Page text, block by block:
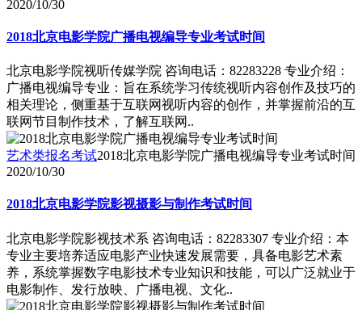
2020/10/30
2018北京电影学院广播电视编导专业考试时间
北京电影学院视听传媒学院 咨询电话：82283228 专业介绍：
广播电视编导专业：旨在系统学习传统视听内容创作及技巧的
相关理论，侧重基于互联网视听内容的创作，并掌握前沿的互
联网节目制作技术，了解互联网..
艺术类报名考试2018北京电影学院广播电视编导专业考试时间
2020/10/30
2018北京电影学院影视摄影与制作考试时间
北京电影学院影视技术系 咨询电话：82283307 专业介绍：本
专业主要培养适应电影产业快速发展需要，具备电影艺术素
养，系统掌握数字电影技术专业知识和技能，可以广泛就业于
电影制作、发行放映、广播电视、文化..